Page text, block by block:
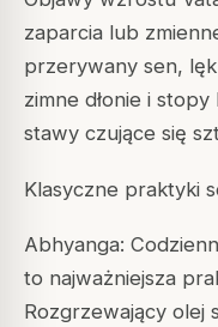
zaparcia lub
przerywany sen,
zimne dłonie i
stawy czujące się
Klasyczne praktyki
Abhyanga:
to najważniejsza
Rozgrzewający olej